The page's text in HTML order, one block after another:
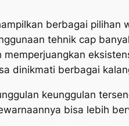
berbagai pilihan
tehnik cap
memperjuangkan
dinikmati berbagai
keunggulan
bisa lebih